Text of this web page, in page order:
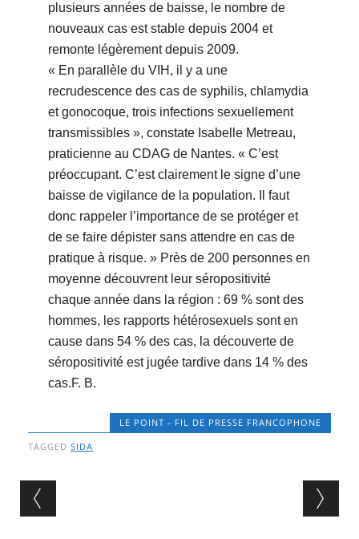
plusieurs années de baisse, le nombre de
nouveaux cas est stable depuis 2004 et
remonte légèrement depuis 2009.
« En parallèle du VIH, il y a une
recrudescence des cas de syphilis, chlamydia
et gonocoque, trois infections sexuellement
transmissibles », constate Isabelle Metreau,
praticienne au CDAG de Nantes. « C’est
préoccupant. C’est clairement le signe d’une
baisse de vigilance de la population. Il faut
donc rappeler l’importance de se protéger et
de se faire dépister sans attendre en cas de
pratique à risque. » Près de 200 personnes en
moyenne découvrent leur séropositivité
chaque année dans la région : 69 % sont des
hommes, les rapports hétérosexuels sont en
cause dans 54 % des cas, la découverte de
séropositivité est jugée tardive dans 14 % des
cas.F. B.
LE POINT - FIL DE PRESSE FRANCOPHONE
TAGGEDSIDA
Post navigation